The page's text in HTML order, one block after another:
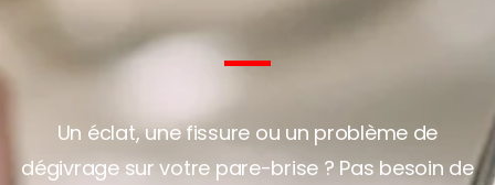
Un éclat, une fissure ou un problème de
dégivrage sur votre pare-brise ? Pas besoin de